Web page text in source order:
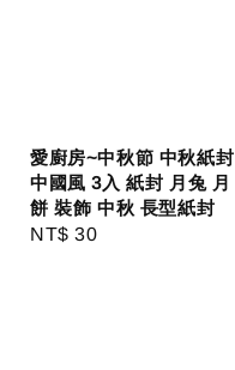
愛廚房~中秋節 中秋紙封
中國風 3入 紙封 月兔 月
餅 裝飾 中秋 長型紙封
Regular
NT$ 30